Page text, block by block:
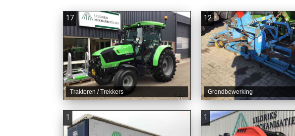
17
Traktoren / Trekkers
12
Grondbewerking
1 1